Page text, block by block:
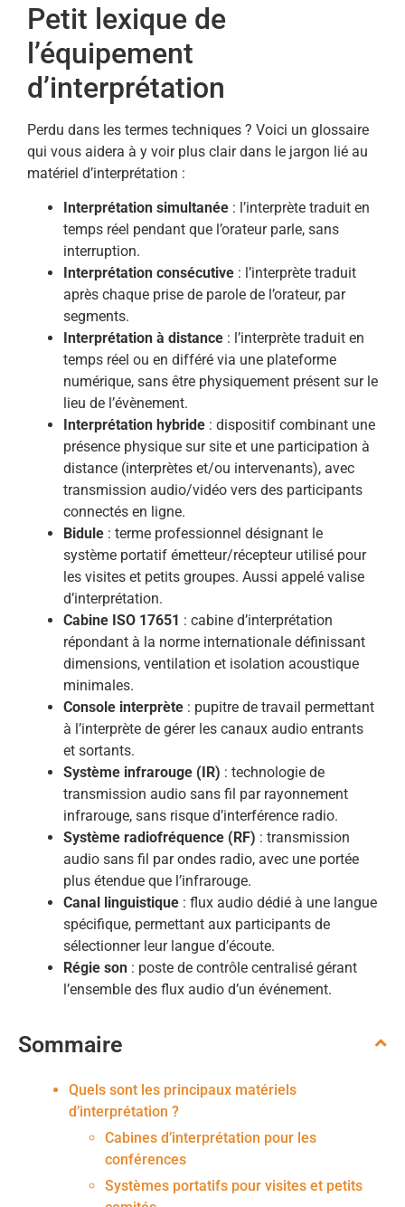
Petit lexique de
l’équipement
d’interprétation
Perdu dans les termes techniques ? Voici un glossaire
qui vous aidera à y voir plus clair dans le jargon lié au
matériel d’interprétation :
Interprétation simultanée : l’interprète traduit en
temps réel pendant que l’orateur parle, sans
interruption.
Interprétation consécutive : l’interprète traduit
après chaque prise de parole de l’orateur, par
segments.
Interprétation à distance : l’interprète traduit en
temps réel ou en différé via une plateforme
numérique, sans être physiquement présent sur le
lieu de l’évènement.
Interprétation hybride : dispositif combinant une
présence physique sur site et une participation à
distance (interprètes et/ou intervenants), avec
transmission audio/vidéo vers des participants
connectés en ligne.
Bidule : terme professionnel désignant le
système portatif émetteur/récepteur utilisé pour
les visites et petits groupes. Aussi appelé valise
d’interprétation.
Cabine ISO 17651 : cabine d’interprétation
répondant à la norme internationale définissant
dimensions, ventilation et isolation acoustique
minimales.
Console interprète : pupitre de travail permettant
à l’interprète de gérer les canaux audio entrants
et sortants.
Système infrarouge (IR) : technologie de
transmission audio sans fil par rayonnement
infrarouge, sans risque d’interférence radio.
Système radiofréquence (RF) : transmission
audio sans fil par ondes radio, avec une portée
plus étendue que l’infrarouge.
Canal linguistique : flux audio dédié à une langue
spécifique, permettant aux participants de
sélectionner leur langue d’écoute.
Régie son : poste de contrôle centralisé gérant
l’ensemble des flux audio d’un événement.
Sommaire
Quels sont les principaux matériels
d’interprétation ?
Cabines d’interprétation pour les
conférences
Systèmes portatifs pour visites et petits